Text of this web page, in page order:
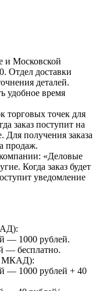
и Московской
Отдел доставки
деталей.
удобное время
торговых точек для
заказ поступит на
Для получения заказа
продаж.
«Деловые
Когда заказ будет
уведомление
— 1000 рублей.
— бесплатно.
МКАД):
— 1000 рублей + 40